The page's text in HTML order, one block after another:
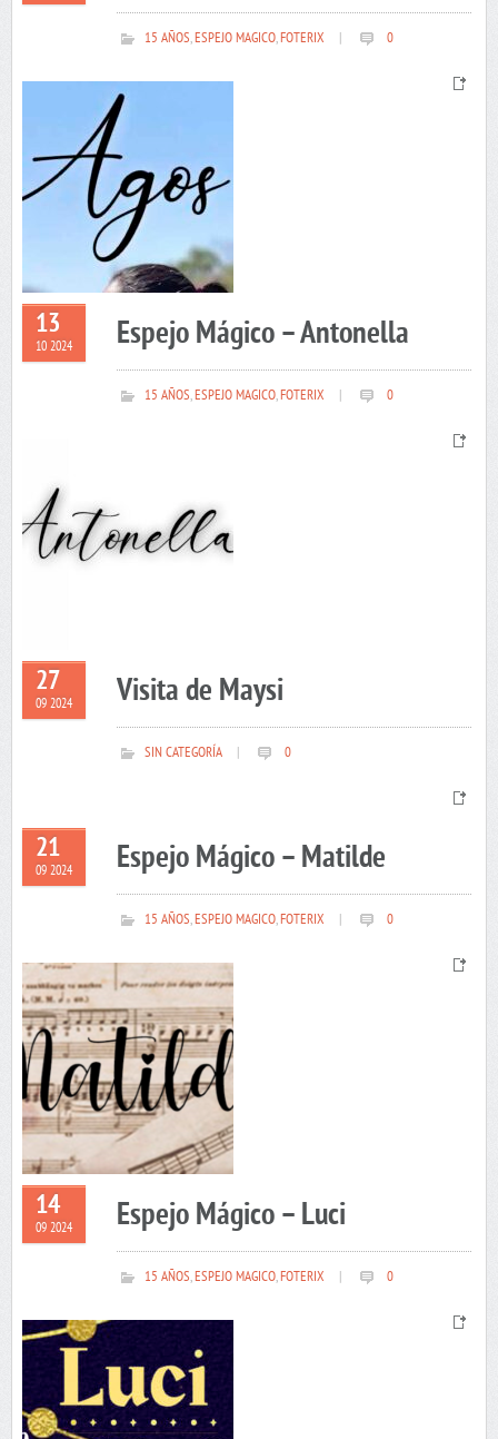
15 AÑOS,ESPEJO MAGICO,FOTERIX 0
13
10 2024 Espejo Mágico – Antonella
15 AÑOS,ESPEJO MAGICO,FOTERIX 0
27
09 2024 Visita de Maysi
SIN CATEGORÍA 0
21
09 2024 Espejo Mágico – Matilde
15 AÑOS,ESPEJO MAGICO,FOTERIX 0
14
09 2024 Espejo Mágico – Luci
15 AÑOS,ESPEJO MAGICO,FOTERIX 0